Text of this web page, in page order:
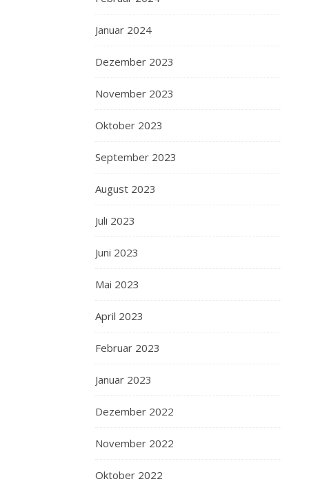
Januar 2024
Dezember 2023
November 2023
Oktober 2023
September 2023
August 2023
Juli 2023
Juni 2023
Mai 2023
April 2023
Februar 2023
Januar 2023
Dezember 2022
November 2022
Oktober 2022